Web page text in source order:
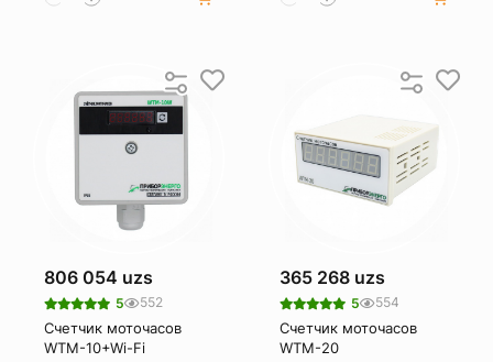
806 054 uzs
5 552
Счетчик моточасов
WTM-10+Wi-Fi
365 268 uzs
5 554
Счетчик моточасов
WTM-20